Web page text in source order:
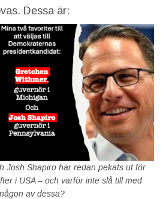
Dessa är:
Josh Shapiro har redan pekats ut för
i USA – och varför inte slå till med
någon av dessa?